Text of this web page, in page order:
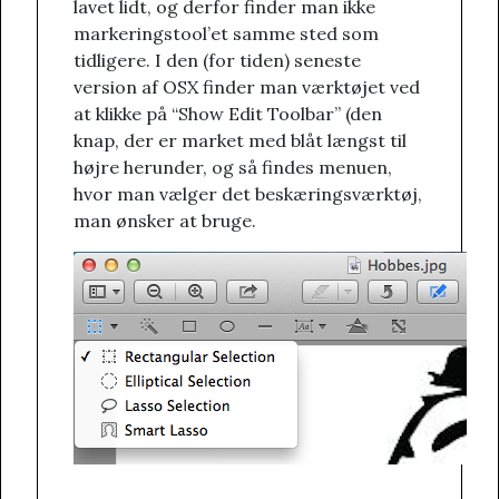
lavet lidt, og derfor finder man ikke
markeringstool’et samme sted som
tidligere. I den (for tiden) seneste
version af OSX finder man værktøjet ved
at klikke på “Show Edit Toolbar” (den
knap, der er market med blåt længst til
højre herunder, og så findes menuen,
hvor man vælger det beskæringsværktøj,
man ønsker at bruge.